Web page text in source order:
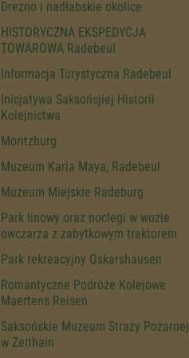
Drezno i nadłabskie okolice
HISTORYCZNA EKSPEDYCJA
TOWAROWA Radebeul
Informacja Turystyczna Radebeul
Inicjatywa Saksońsjiej Historii
Kolejnictwa
Moritzburg
Muzeum Karla Maya, Radebeul
Muzeum Miejskie Radeburg
Park linowy oraz noclegi w wozie
owczarza z zabytkowym traktorem
Park rekreacyjny Oskarshausen
Romantyczne Podróże Kolejowe
Maertens Reisen
Saksońskie Muzeum Straży Pożarnej
w Zeithain